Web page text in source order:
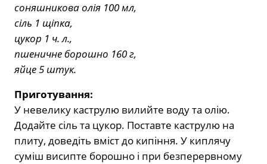
соняшникова олія 100 мл,
сіль 1 щіпка,
цукор 1 ч. л.,
пшеничне борошно 160 г,
яйце 5 штук.
Приготування:
У невелику каструлю вилийте воду та олію.
Додайте сіль та цукор. Поставте каструлю на
плиту, доведіть вміст до кипіння. У киплячу
суміш висипте борошно і при безперервному